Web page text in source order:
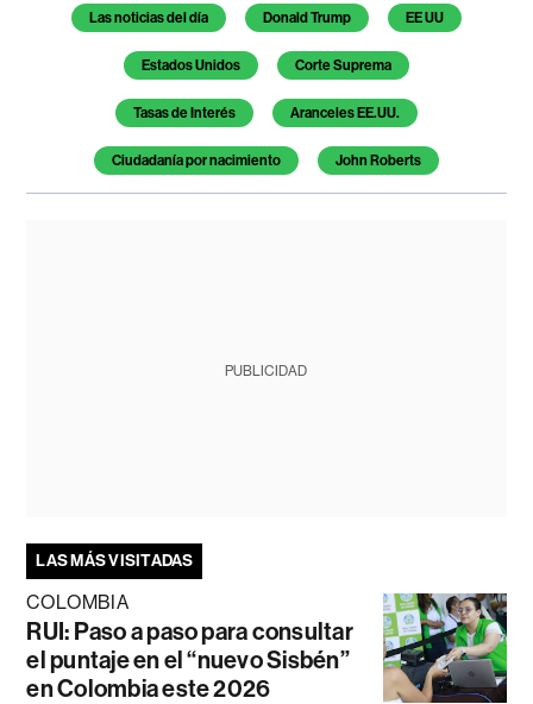
Temas de este artículo
Las noticias del día Donald Trump EE UU
Estados Unidos Corte Suprema
Tasas de Interés Aranceles EE.UU.
Ciudadanía por nacimiento John Roberts
PUBLICIDAD
LAS MÁS VISITADAS
COLOMBIA
RUI: Paso a paso para consultar
el puntaje en el “nuevo Sisbén”
en Colombia este 2026